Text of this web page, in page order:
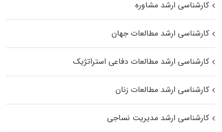
کارشناسی ارشد مشاوره
کارشناسی ارشد مطالعات جهان
کارشناسی ارشد مطالعات دفاعی استراتژیک
کارشناسی ارشد مطالعات زنان
کارشناسی ارشد مدیریت نساجی